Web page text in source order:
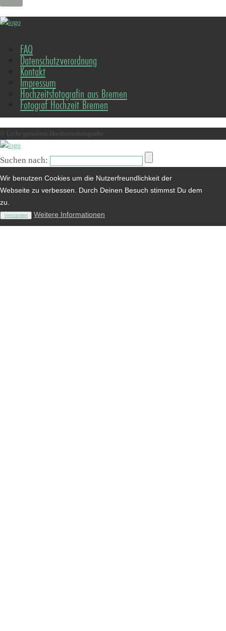
FAQ
Datenschutzverordnung
Kontakt
Impressum
Hochzeitsfotografin aus Bremen
Fotograf Hochzeit Bremen
© Licht-gestalten Hochzeitsfotografie
Suchen nach:
Wir benutzen Cookies um die Nutzerfreundlichkeit der
Webseite zu verbessen. Durch Deinen Besuch stimmst Du dem
zu.
Verstanden Weitere Informationen